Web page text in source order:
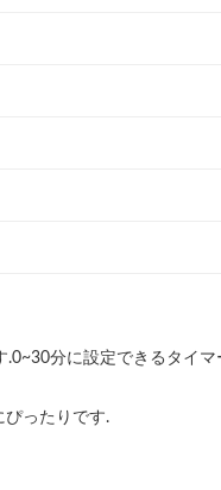
.0~30分に設定できるタイマ
ぴったりです.